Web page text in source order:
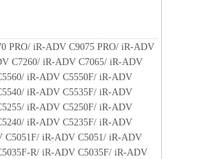
NOTICE
defined at 48 C.F.R. 2.101 (Oct
and "commercial computer
48 C.F.R. 12.212 (Sept 1995).
1 through 227.7202-4 (June
the Software with only those rights
3-chome, Ohta-ku,
約書中で定義される「本ソフトウ
PRO/ iR-ADV C9075 PRO/ iR-ADV
C7260/ iR-ADV C7065/ iR-ADV
iR-ADV C5550F/ iR-ADV
iR-ADV C5535F/ iR-ADV
iR-ADV C5250F/ iR-ADV
iR-ADV C5235F/ iR-ADV
C5051F/ iR-ADV C5051/ iR-ADV
R/ iR-ADV C5035F/ iR-ADV